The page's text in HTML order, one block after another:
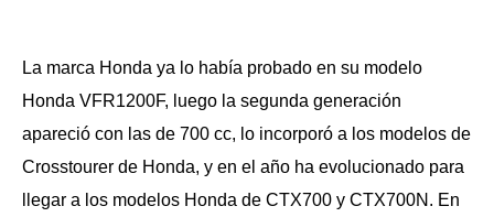
La marca Honda ya lo había probado en su modelo
Honda VFR1200F, luego la segunda generación
apareció con las de 700 cc, lo incorporó a los modelos de
Crosstourer de Honda, y en el año ha evolucionado para
llegar a los modelos Honda de CTX700 y CTX700N. En